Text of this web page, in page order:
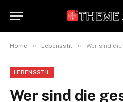
Home » Lebensstil » Wer sind die gestorben
LEBENSSTIL
Wer sind die